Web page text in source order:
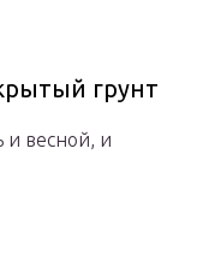
грунт
и весной, и